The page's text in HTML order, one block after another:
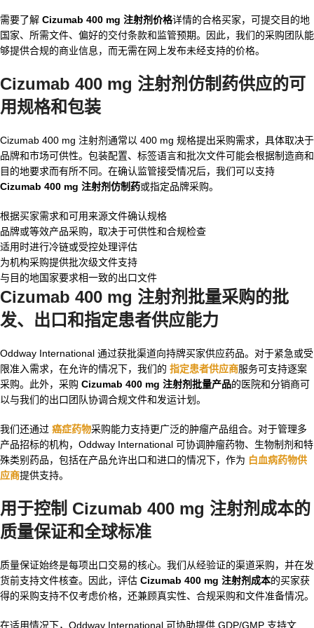
需要了解 Cizumab 400 mg 注射剂价格详情的合格买家，可提交目的地
国家、所需文件、偏好的交付条款和监管预期。因此，我们的采购团队能
够提供合规的商业信息，而无需在网上发布未经支持的价格。
Cizumab 400 mg 注射剂仿制药供应的可
用规格和包装
Cizumab 400 mg 注射剂通常以 400 mg 规格提出采购需求，具体取决于
品牌和市场可供性。包装配置、标签语言和批次文件可能会根据制造商和
目的地要求而有所不同。在确认监管接受情况后，我们可以支持
Cizumab 400 mg 注射剂仿制药或指定品牌采购。
根据买家需求和可用来源文件确认规格
品牌或等效产品采购，取决于可供性和合规检查
适用时进行冷链或受控处理评估
为机构采购提供批次级文件支持
与目的地国家要求相一致的出口文件
Cizumab 400 mg 注射剂批量采购的批
发、出口和指定患者供应能力
Oddway International 通过获批渠道向持牌买家供应药品。对于紧急或受
限准入需求，在允许的情况下，我们的 指定患者供应商服务可支持逐案
采购。此外，采购 Cizumab 400 mg 注射剂批量产品的医院和分销商可
以与我们的出口团队协调合规文件和发运计划。
我们还通过 癌症药物采购能力支持更广泛的肿瘤产品组合。对于管理多
产品招标的机构，Oddway International 可协调肿瘤药物、生物制剂和特
殊类别药品，包括在产品允许出口和进口的情况下，作为 白血病药物供
应商提供支持。
用于控制 Cizumab 400 mg 注射剂成本的
质量保证和全球标准
质量保证始终是每项出口交易的核心。我们从经验证的渠道采购，并在发
货前支持文件核查。因此，评估 Cizumab 400 mg 注射剂成本的买家获
得的采购支持不仅考虑价格，还兼顾真实性、合规采购和文件准备情况。
在适用情况下，Oddway International 可协助提供 GDP/GMP 支持文